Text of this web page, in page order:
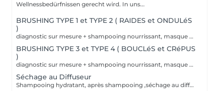
Wellnessbedürfnissen gerecht wird. In uns...
BRUSHING TYPE 1 et TYPE 2 ( RAIDES et ONDULéS
)
diagnostic sur mesure + shampooing nourrissant, masque hydratant ,coiffage sérum et fixation finale. Important: cheveux sans tresse ni noeuds à l'arrivée; tout noeuds ou tressage entraîne l'annulation et 50% de la prestation est retenu. Toute arrivée retardée de 15-30 minutes ou plus entraînera l'annulation automatique du rendez-vous.
BRUSHING TYPE 3 et TYPE 4 ( BOUCLéS et CRéPUS
)
diagnostic sur mesure + shampooing nourrissant, masque hydratant ,coiffage sérum et fixation finale. Important: cheveux sans tresse ni noeuds à l'arrivée; tout noeuds ou tressage entraîne l'annulation et 50% de la prestation est retenu. Toute arrivée retardée de 15-30 minutes ou plus entraînera l'annulation automatique du rendez-vous.
Séchage au Diffuseur
Shampooing hydratant, après shampooing ,séchage au diffuseur sérum et fixation finale. Important: cheveux sans tresse ni nud à l'arrivée; tout nud ou tressage entraîne l'annulation et 50% de la prestation est retenu. Toute arrivée retardée de 15-30 minutes ou plus entraînera l'annulation automatique du rendez-vous.